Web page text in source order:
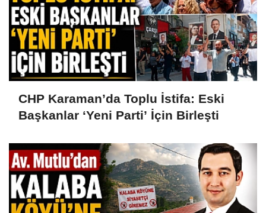
CHP Karaman’da Toplu İstifa: Eski
Başkanlar ‘Yeni Parti’ İçin Birleşti